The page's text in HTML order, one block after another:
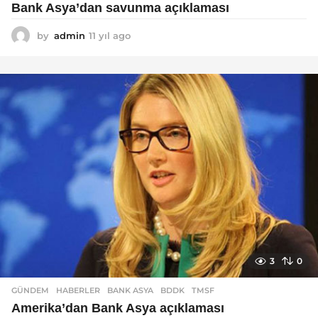
Bank Asya’dan savunma açıklaması
by admin 11 yıl ago
ı
l
a
g
o
3 0
GÜNDEM ,HABERLER BANK ASYA ,BDDK ,TMSF
Amerika’dan Bank Asya açıklaması